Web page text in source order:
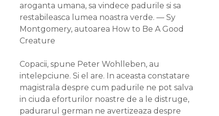
aroganta umana, sa vindece padurile si sa
restabileasca lumea noastra verde. — Sy
Montgomery, autoarea How to Be A Good
Creature
Copacii, spune Peter Wohlleben, au
intelepciune. Si el are. In aceasta constatare
magistrala despre cum padurile ne pot salva
in ciuda eforturilor noastre de a le distruge,
padurarul german ne avertizeaza despre